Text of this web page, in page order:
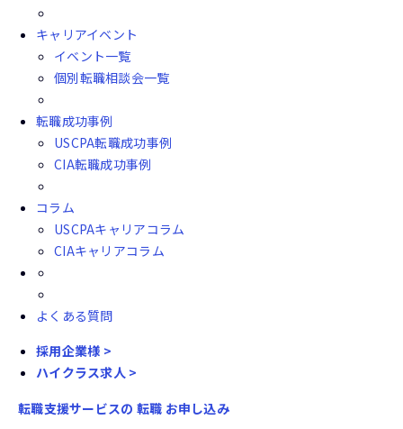
キャリアイベント
イベント一覧
個別転職相談会一覧
転職成功事例
USCPA転職成功事例
CIA転職成功事例
コラム
USCPAキャリアコラム
CIAキャリアコラム
よくある質問
採用企業様 >
ハイクラス求人 >
転職支援サービスの 転職 お申し込み